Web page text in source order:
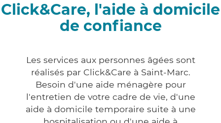
Click&Care, l'aide à domicile
de confiance
Les services aux personnes âgées sont
réalisés par Click&Care à Saint-Marc.
Besoin d'une aide ménagère pour
l'entretien de votre cadre de vie, d'une
aide à domicile temporaire suite à une